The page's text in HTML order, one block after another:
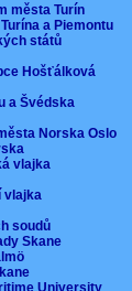
města Turín
a Piemontu
států
Hošťálková
a Švédska
Norska Oslo
vlajka
vlajka
soudů
Skane
University